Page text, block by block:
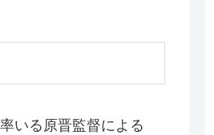
いる原晋監督による